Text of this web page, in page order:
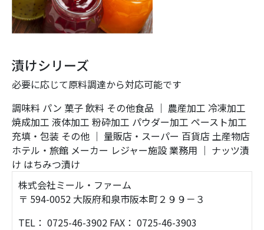
漬けシリーズ
必要に応じて原料調達から対応可能です
調味料 パン 菓子飲料 その他食品 ｜ 農産加工 冷凍加工
焼成加工 液体加工 粉砕加工 パウダー加工 ペースト加工
充填・包装 その他 ｜ 量販店・スーパー 百貨店土産物店
ホテル・旅館 メーカー レジャー施設業務用 ｜ ナッツ漬
け はちみつ漬け
株式会社ミール・ファーム
〒 594-0052 大阪府和泉市阪本町２９９－３
TEL： 0725-46-3902 FAX： 0725-46-3903